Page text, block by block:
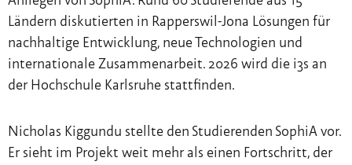
Ländern diskutierten in Rapperswil-Jona Lösungen für
nachhaltige Entwicklung, neue Technologien und
internationale Zusammenarbeit. 2026 wird die i3s an
der Hochschule Karlsruhe stattfinden.
Nicholas Kiggundu stellte den Studierenden SophiA vor.
Er sieht im Projekt weit mehr als einen Fortschritt, der